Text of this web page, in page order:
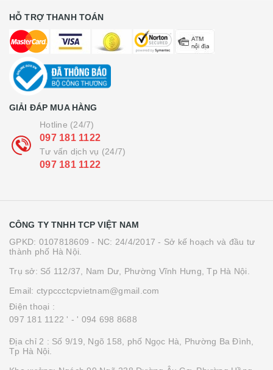
HỖ TRỢ THANH TOÁN
GIẢI ĐÁP MUA HÀNG
Hotline (24/7)
097 181 1122
Tư vấn dịch vụ (24/7)
097 181 1122
CÔNG TY TNHH TCP VIỆT NAM
GPKD: 0107818609 - NC: 24/4/2017 - Sở kế hoạch và đầu tư
thành phố Hà Nội.
Trụ sở: Số 112/37, Nam Dư, Phường Vĩnh Hưng, Tp Hà Nội.
Email: ctypccctcpvietnam@gmail.com
Điện thoại :
097 181 1122 ' - ' 094 698 8688
Địa chỉ 2 : Số 9/19, Ngõ 158, phố Ngọc Hà, Phường Ba Đình,
Tp Hà Nội.